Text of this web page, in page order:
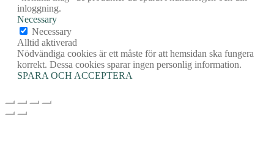
inloggning.
Necessary
Necessary
Alltid aktiverad
Nödvändiga cookies är ett måste för att hemsidan ska fungera
korrekt. Dessa cookies sparar ingen personlig information.
SPARA OCH ACCEPTERA